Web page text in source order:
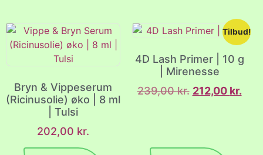
Bryn & Vippeserum
(Ricinusolie) øko | 8 ml
| Tulsi
202,00 kr.
Tilbud!
4D Lash Primer | 10 g
| Mirenesse
239,00kr. 212,00 kr.